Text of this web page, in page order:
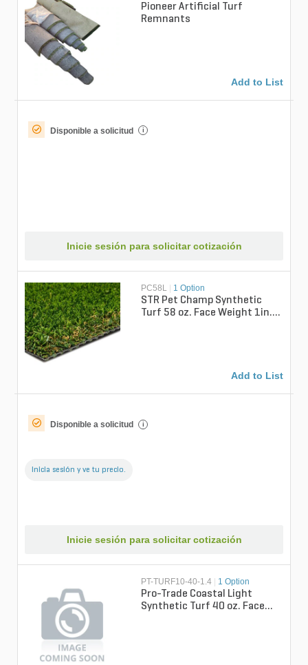
Pioneer Artificial Turf
Remnants
Add to List
Disponible a solicitud i
Inicie sesión para solicitar cotización
PC58L 1 Option
STR Pet Champ Synthetic
Turf 58 oz. Face Weight 1in.
Add to List
Disponible a solicitud i
Inicia sesión y ve tu precio.
Inicie sesión para solicitar cotización
PT-TURF10-40-1.4 1 Option
Pro-Trade Coastal Light
Synthetic Turf 40 oz. Face